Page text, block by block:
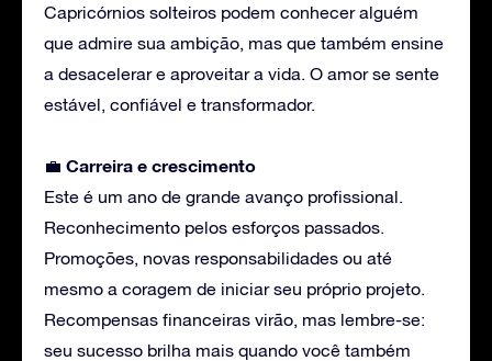
Capricórnios solteiros podem conhecer alguém
que admire sua ambição, mas que também ensine
a desacelerar e aproveitar a vida. O amor se sente
estável, confiável e transformador.
💼 Carreira e crescimento
Este é um ano de grande avanço profissional.
Reconhecimento pelos esforços passados.
Promoções, novas responsabilidades ou até
mesmo a coragem de iniciar seu próprio projeto.
Recompensas financeiras virão, mas lembre-se:
seu sucesso brilha mais quando você também